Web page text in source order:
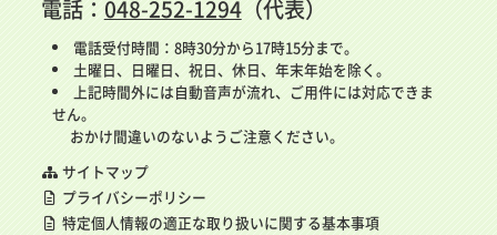
電話： 048-252-1294（代表）
電話受付時間：8時30分から17時15分まで。
土曜日、日曜日、祝日、休日、年末年始を除く。
上記時間外には自動音声が流れ、ご用件には対応できま
せん。
おかけ間違いのないようご注意ください。
サイトマップ
プライバシーポリシー
特定個人情報の適正な取り扱いに関する基本事項